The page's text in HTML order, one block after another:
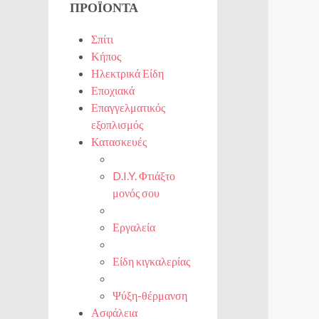
ΠΡΟΪΌΝΤΑ
Σπίτι
Κήπος
Ηλεκτρικά Είδη
Εποχιακά
Επαγγελματικός
εξοπλισμός
Κατασκευές
D.I.Y. Φτιάξτο
μονός σου
Εργαλεία
Είδη κιγκαλερίας
Ψύξη-θέρμανση
Ασφάλεια